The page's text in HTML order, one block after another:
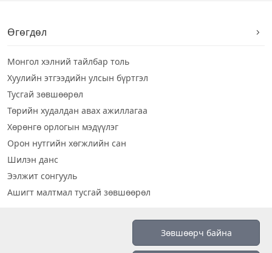
Өгөгдөл
Монгол хэлний тайлбар толь
Хуулийн этгээдийн улсын бүртгэл
Тусгай зөвшөөрөл
Төрийн худалдан авах ажиллагаа
Хөрөнгө орлогын мэдүүлэг
Орон нутгийн хөгжлийн сан
Шилэн данс
Ээлжит сонгууль
Ашигт малтмал тусгай зөвшөөрөл
Зөвшөөрч байна